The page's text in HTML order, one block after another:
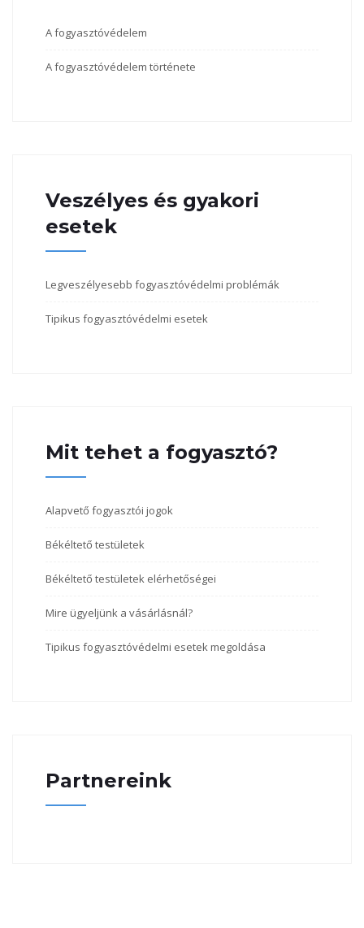
A fogyasztóvédelem
A fogyasztóvédelem története
Veszélyes és gyakori
esetek
Legveszélyesebb fogyasztóvédelmi problémák
Tipikus fogyasztóvédelmi esetek
Mit tehet a fogyasztó?
Alapvető fogyasztói jogok
Békéltető testületek
Békéltető testületek elérhetőségei
Mire ügyeljünk a vásárlásnál?
Tipikus fogyasztóvédelmi esetek megoldása
Partnereink